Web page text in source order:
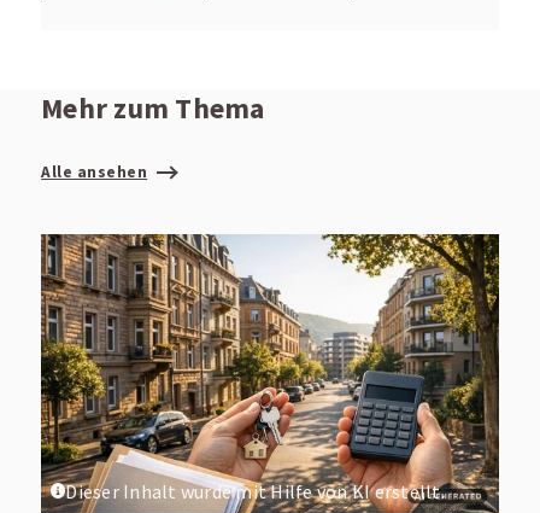
Mehr zum Thema
Alle ansehen
Dieser Inhalt wurde mit Hilfe von KI erstellt.